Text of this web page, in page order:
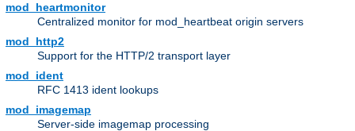
mod_heartmonitor
Centralized monitor for mod_heartbeat origin servers
mod_http2
Support for the HTTP/2 transport layer
mod_ident
RFC 1413 ident lookups
mod_imagemap
Server-side imagemap processing